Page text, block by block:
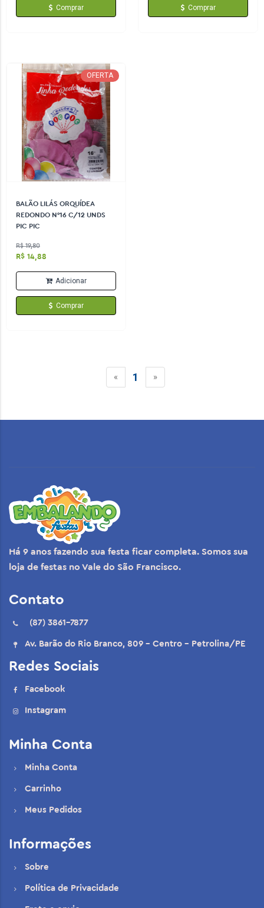
Comprar Comprar
OFERTA
BALÃO LILÁS ORQUÍDEA
REDONDO N°16 C/12 UNDS
PIC PIC
R$ 19,80
R$ 14,88
Adicionar
Comprar
« 1 »
Há 9 anos fazendo sua festa ficar completa. Somos sua
loja de festas no Vale do São Francisco.
Contato
(87) 3861-7877
Av. Barão do Rio Branco, 809 - Centro - Petrolina/PE
Redes Sociais
Facebook
Instagram
Minha Conta
Minha Conta
Carrinho
Meus Pedidos
Informações
Sobre
Política de Privacidade